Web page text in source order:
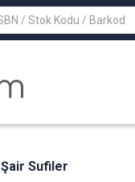
Şair Sufiler